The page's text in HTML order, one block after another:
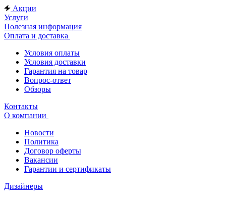
Акции
Услуги
Полезная информация
Оплата и доставка
Условия оплаты
Условия доставки
Гарантия на товар
Вопрос-ответ
Обзоры
Контакты
О компании
Новости
Политика
Договор оферты
Вакансии
Гарантии и сертификаты
Дизайнеры